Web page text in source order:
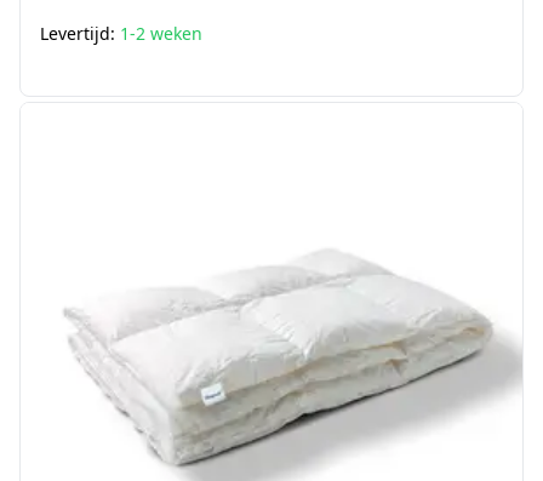
Levertijd: 1-2 weken